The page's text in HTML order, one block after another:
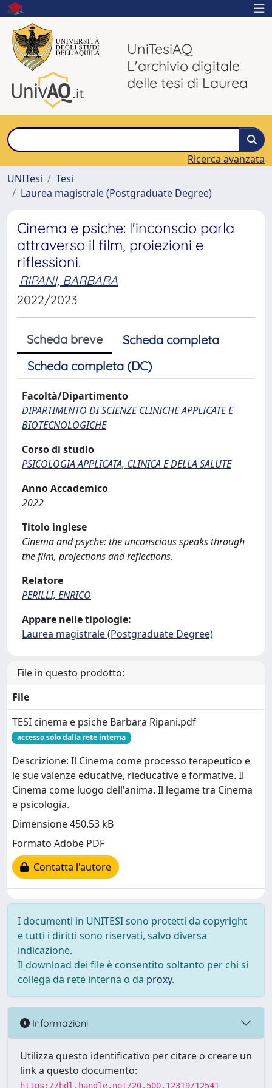
UniTesiAQ
L'archivio digitale
delle tesi di Laurea
Ricerca avanzata
UNITesi
Tesi
Laurea magistrale (Postgraduate Degree)
Cinema e psiche: l'inconscio parla
attraverso il film, proiezioni e
riflessioni.
RIPANI, BARBARA
2022/2023
Scheda breve
Scheda completa
Scheda completa (DC)
Facoltà/Dipartimento
DIPARTIMENTO DI SCIENZE CLINICHE APPLICATE E
BIOTECNOLOGICHE
Corso di studio
PSICOLOGIA APPLICATA, CLINICA E DELLA SALUTE
Anno Accademico
2022
Titolo inglese
Cinema and psyche: the unconscious speaks through
the film, projections and reflections.
Relatore
PERILLI, ENRICO
Appare nelle tipologie:
Laurea magistrale (Postgraduate Degree)
File in questo prodotto:
File
TESI cinema e psiche Barbara Ripani.pdf
accesso solo dalla rete interna
Descrizione: Il Cinema come processo terapeutico e
le sue valenze educative, rieducative e formative. Il
Cinema come luogo dell'anima. Il legame tra Cinema
e psicologia.
Dimensione 450.53 kB
Formato Adobe PDF
Contatta l'autore
I documenti in UNITESI sono protetti da copyright
e tutti i diritti sono riservati, salvo diversa
indicazione.
Il download dei file è consentito soltanto per chi si
collega da rete interna o da proxy.
Informazioni
Utilizza questo identificativo per citare o creare un
link a questo documento:
https://hdl.handle.net/20.500.12319/12541